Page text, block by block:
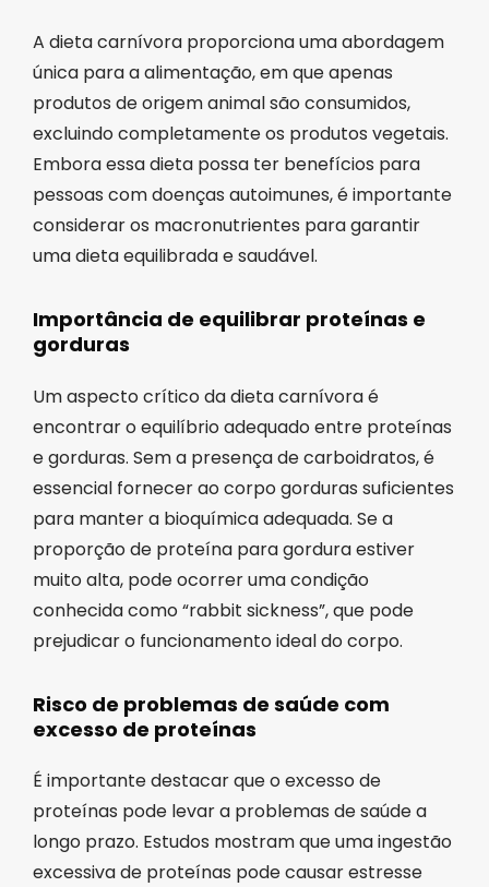
A dieta carnívora proporciona uma abordagem
única para a alimentação, em que apenas
produtos de origem animal são consumidos,
excluindo completamente os produtos vegetais.
Embora essa dieta possa ter benefícios para
pessoas com doenças autoimunes, é importante
considerar os macronutrientes para garantir
uma dieta equilibrada e saudável.
Importância de equilibrar proteínas e
gorduras
Um aspecto crítico da dieta carnívora é
encontrar o equilíbrio adequado entre proteínas
e gorduras. Sem a presença de carboidratos, é
essencial fornecer ao corpo gorduras suficientes
para manter a bioquímica adequada. Se a
proporção de proteína para gordura estiver
muito alta, pode ocorrer uma condição
conhecida como “rabbit sickness”, que pode
prejudicar o funcionamento ideal do corpo.
Risco de problemas de saúde com
excesso de proteínas
É importante destacar que o excesso de
proteínas pode levar a problemas de saúde a
longo prazo. Estudos mostram que uma ingestão
excessiva de proteínas pode causar estresse